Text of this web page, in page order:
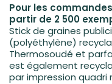
Pour les
partir de 2 500
Stick de graines
(polyéthylène)
Thermosoudé et
est également
par impression quadri